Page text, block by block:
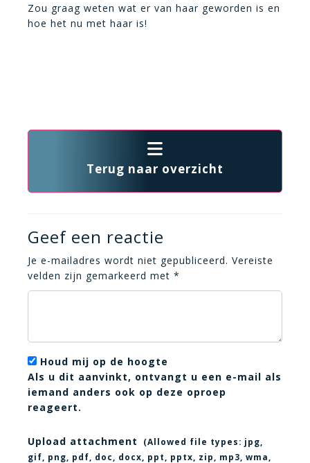
Zou graag weten wat er van haar geworden is en
hoe het nu met haar is!
Terug naar overzicht
Geef een reactie
Je e-mailadres wordt niet gepubliceerd. Vereiste
velden zijn gemarkeerd met *
Houd mij op de hoogte
Als u dit aanvinkt, ontvangt u een e-mail als
iemand anders ook op deze oproep
reageert.
Upload attachment (Allowed file types: jpg,
gif, png, pdf, doc, docx, ppt, pptx, zip, mp3, wma,